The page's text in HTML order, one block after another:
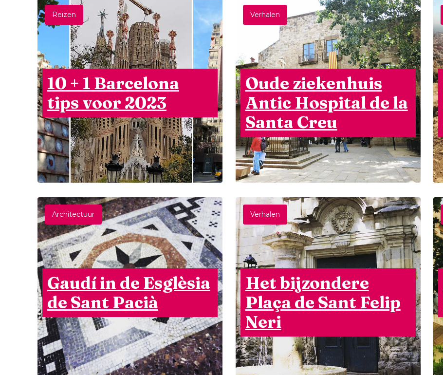
Reizen
10 + 1 Barcelona
tips voor 2023
Verhalen
Oude ziekenhuis
Antic Hospital de la
Santa Creu
Architectuur
Gaudí in de Esglèsia
de Sant Pacià
Verhalen
Het bijzondere
Plaça de Sant Felip
Neri